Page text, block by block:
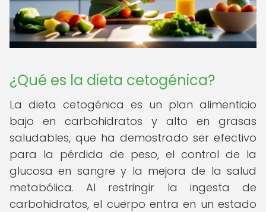
¿Qué es la dieta cetogénica?
La dieta cetogénica es un plan alimenticio
bajo en carbohidratos y alto en grasas
saludables, que ha demostrado ser efectivo
para la pérdida de peso, el control de la
glucosa en sangre y la mejora de la salud
metabólica. Al restringir la ingesta de
carbohidratos, el cuerpo entra en un estado